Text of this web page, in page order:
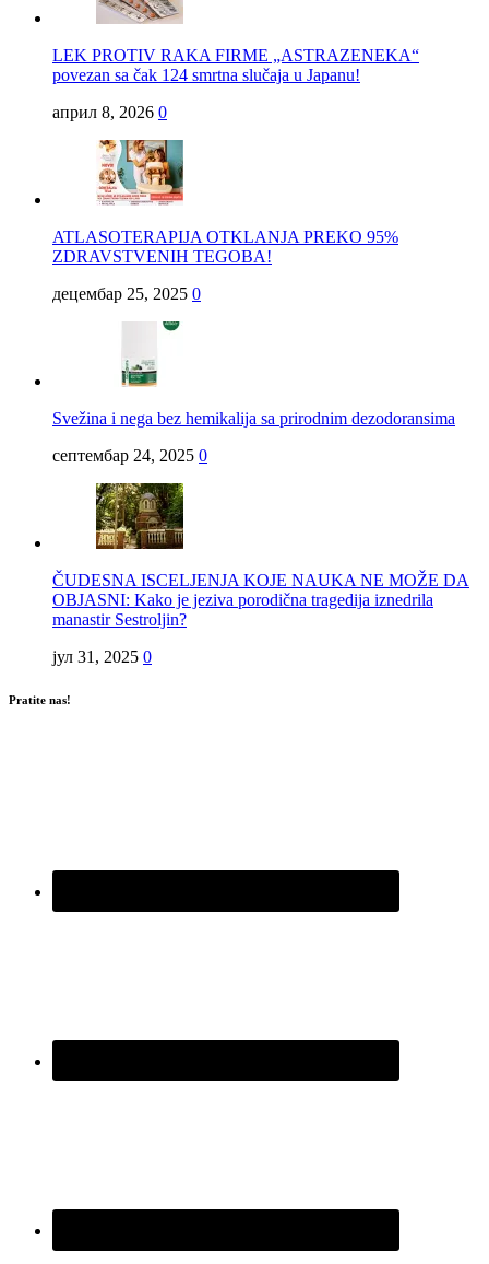
LEK PROTIV RAKA FIRME „ASTRAZENEKA“
povezan sa čak 124 smrtna slučaja u Japanu!
април 8, 2026 0
ATLASOTERAPIJA OTKLANJA PREKO 95%
ZDRAVSTVENIH TEGOBA!
децембар 25, 2025 0
Svežina i nega bez hemikalija sa prirodnim dezodoransima
септембар 24, 2025 0
ČUDESNA ISCELJENJA KOJE NAUKA NE MOŽE DA
OBJASNI: Kako je jeziva porodična tragedija iznedrila
manastir Sestroljin?
јул 31, 2025 0
Pratite nas!